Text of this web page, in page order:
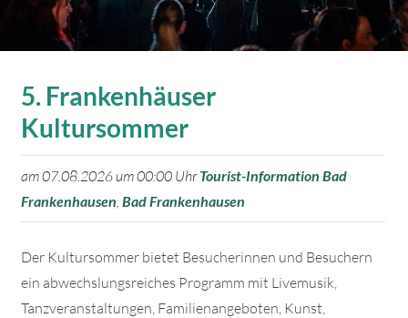
5. Frankenhäuser
Kultursommer
am 07.08.2026 um 00:00 UhrTourist-Information Bad
Frankenhausen Bad Frankenhausen
Der Kultursommer bietet Besucherinnen und Besuchern
ein abwechslungsreiches Programm mit Livemusik,
Tanzveranstaltungen, Familienangeboten, Kunst,